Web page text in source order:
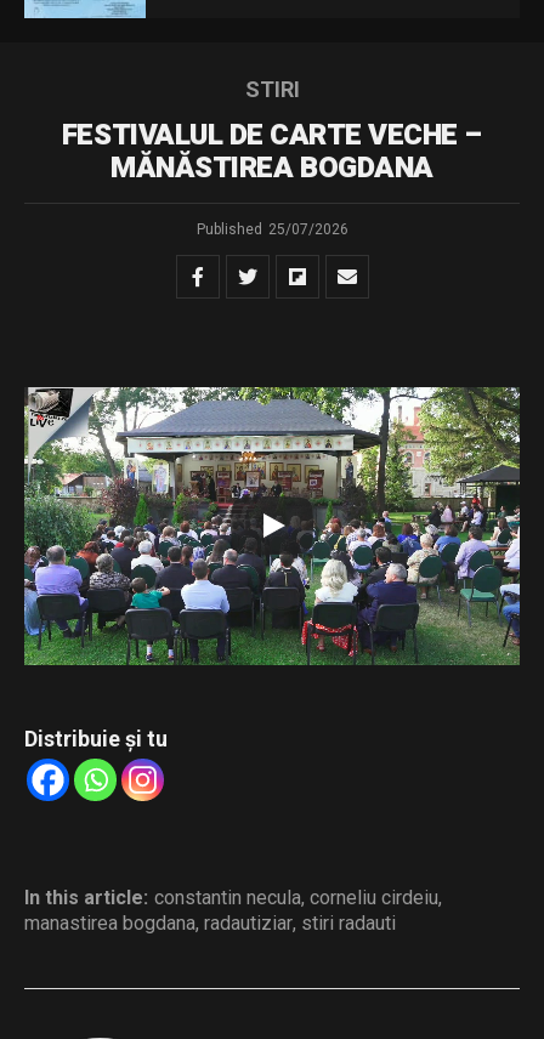
STIRI
FESTIVALUL DE CARTE VECHE –
MĂNĂSTIREA BOGDANA
Published 25/07/2026
Urmăriți transmisiunea LIVE de la Mănăstirea Bogdana a
celei de-a doua ediții a Festivalului de Carte Veche
„Tipăriturile bisericești – punte între trecut, prezent și
viitor”.
Conferința susținută de părintele Constantin Necula,
intitulată „Cartea scrisă – remediul duhovnicesc al
însingurării culturale”, și recitalul de muzică veche susținut
de părintele arhidiacon Ieremia Sărmaș.
Distribuie și tu
In this article: constantin necula, corneliu cirdeiu,
manastirea bogdana, radautiziar, stiri radauti